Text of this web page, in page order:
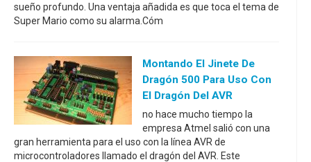
sueño profundo. Una ventaja añadida es que toca el tema de
Super Mario como su alarma.Cóm
Montando El Jinete De
Dragón 500 Para Uso Con
El Dragón Del AVR
no hace mucho tiempo la
empresa Atmel salió con una
gran herramienta para el uso con la línea AVR de
microcontroladores llamado el dragón del AVR. Este